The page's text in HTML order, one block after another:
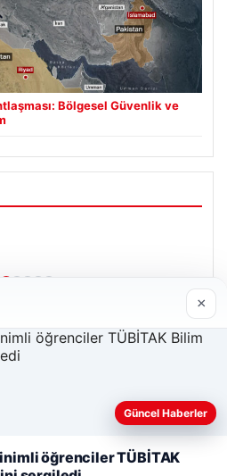
Bölgesel Güvenlik ve
daha iyi anlayabilmek,
×
Güncel Haberler
öğrenciler TÜBİTAK
lemagrup.com.tr